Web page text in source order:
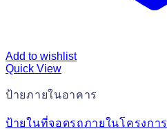
Add to wishlist
Quick View
ป้ายภายในอาคาร
ป้ายในที่จอดรถภายในโครงการ